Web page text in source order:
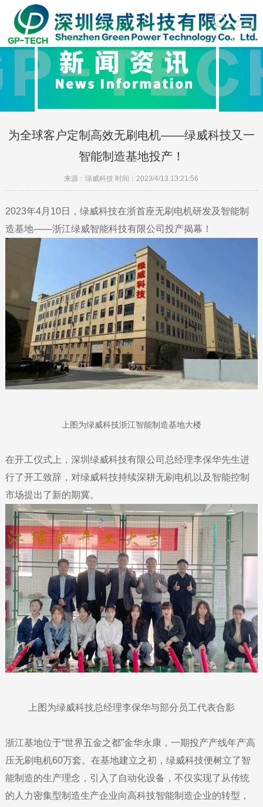
为全球客户定制高效无刷电机——绿威科技又一
智能制造基地投产！
来源：绿威科技 时间：2023/4/13 13:21:56
2023年4月10日，绿威科技在浙首座无刷电机研发及智能制
造基地——浙江绿威智能科技有限公司投产揭幕！
上图为绿威科技浙江智能制造基地大楼
在开工仪式上，深圳绿威科技有限公司总经理李保华先生进
行了开工致辞，对绿威科技持续深耕无刷电机以及智能控制
市场提出了新的期冀。
上图为绿威科技总经理李保华与部分员工代表合影
浙江基地位于“世界五金之都”金华永康，一期投产产线年产高
压无刷电机60万套。在基地建立之初，绿威科技便树立了智
能制造的生产理念，引入了自动化设备，不仅实现了从传统
的人力密集型制造生产企业向高科技智能制造企业的转型，